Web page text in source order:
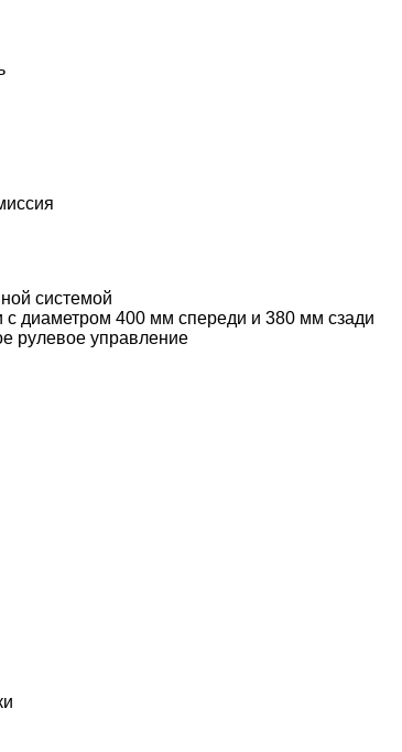
системой
диаметром 400 мм спереди и 380 мм сзади
рулевое управление